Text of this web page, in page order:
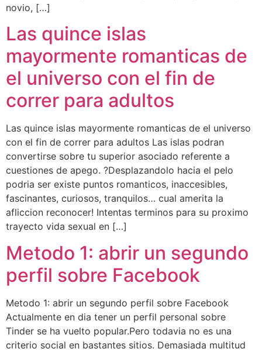
novio, […]
Las quince islas
mayormente romanticas de
el universo con el fin de
correr para adultos
Las quince islas mayormente romanticas de el universo
con el fin de correr para adultos Las islas podran
convertirse sobre tu superior asociado referente a
cuestiones de apego. ?Desplazandolo hacia el pelo
podri­a ser existe puntos romanticos, inaccesibles,
fascinantes, curiosos, tranquilos… cual amerita la
afliccion reconocer! Intentas terminos para su proximo
trayecto vida sexual en […]
Metodo 1: abrir un segundo
perfil sobre Facebook
Metodo 1: abrir un segundo perfil sobre Facebook
Actualmente en dia tener un perfil personal sobre
Tinder se ha vuelto popular.Pero todavia no es una
criterio social en bastantes sitios. Demasiada multitud